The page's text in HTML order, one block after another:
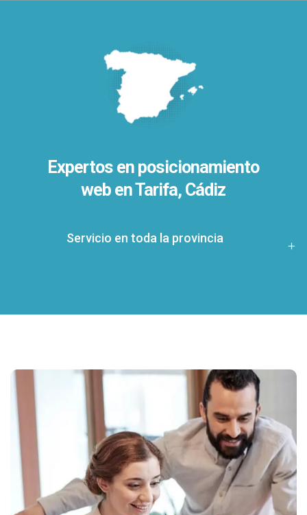
Expertos en posicionamiento
web en Tarifa, Cádiz
Servicio en toda la provincia